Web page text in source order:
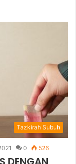
Tazkirah Subuh
0 526